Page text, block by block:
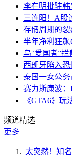
李在明批驻
三连阳！A股
存储周期的裂
半年净利狂飙
乌“爱国者”
西班牙陷入恐
泰国一女公务
赛力斯康波：
《GTA6》玩
频道精选
更多
太突然！知